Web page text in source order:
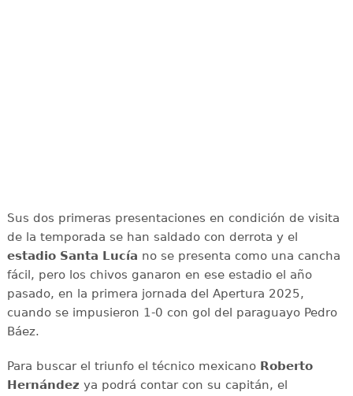
Sus dos primeras presentaciones en condición de visita
de la temporada se han saldado con derrota y el
estadio Santa Lucía no se presenta como una cancha
fácil, pero los chivos ganaron en ese estadio el año
pasado, en la primera jornada del Apertura 2025,
cuando se impusieron 1-0 con gol del paraguayo Pedro
Báez.
Para buscar el triunfo el técnico mexicano Roberto
Hernández ya podrá contar con su capitán, el